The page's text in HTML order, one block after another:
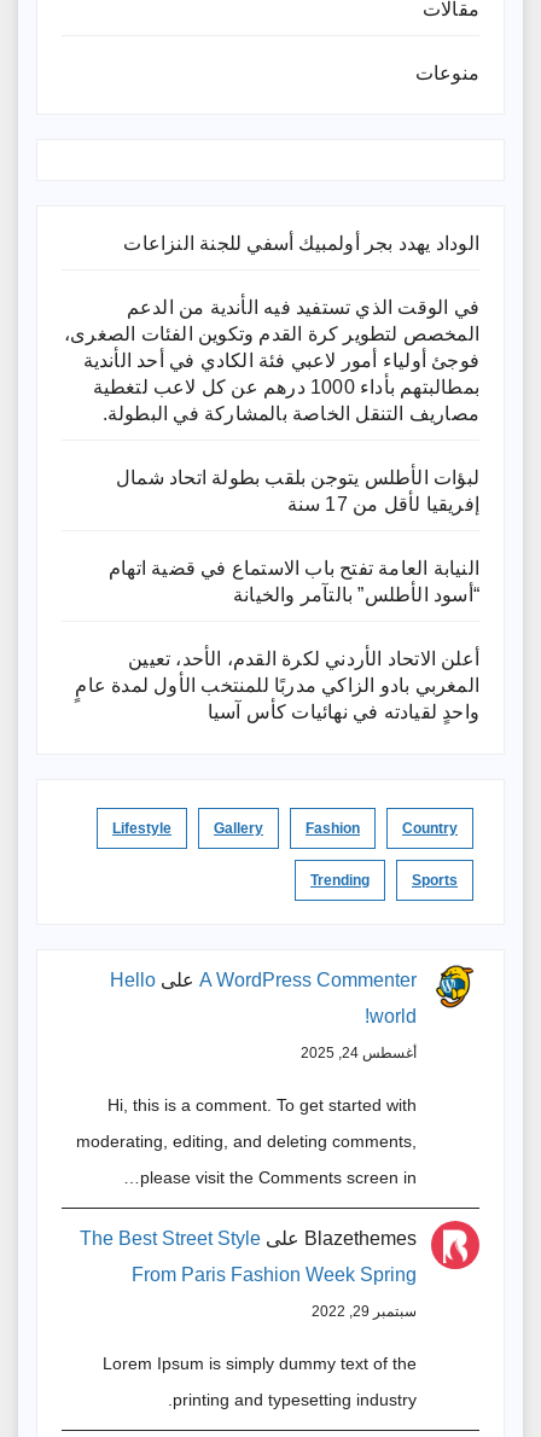
مقالات
منوعات
الوداد يهدد بجر أولمبيك أسفي للجنة النزاعات
في الوقت الذي تستفيد فيه الأندية من الدعم
المخصص لتطوير كرة القدم وتكوين الفئات الصغرى،
فوجئ أولياء أمور لاعبي فئة الكادي في أحد الأندية
بمطالبتهم بأداء 1000 درهم عن كل لاعب لتغطية
مصاريف التنقل الخاصة بالمشاركة في البطولة.
لبؤات الأطلس يتوجن بلقب بطولة اتحاد شمال
إفريقيا لأقل من 17 سنة
النيابة العامة تفتح باب الاستماع في قضية اتهام
“أسود الأطلس” بالتآمر والخيانة
أعلن الاتحاد الأردني لكرة القدم، الأحد، تعيين
المغربي بادو الزاكي مدربًا للمنتخب الأول لمدة عامٍ
واحدٍ لقيادته ​في نهائيات كأس آسيا
Country
Fashion
Gallery
Lifestyle
Sports
Trending
A WordPress Commenter على Hello
world!
أغسطس 24, 2025
Hi, this is a comment. To get started with
moderating, editing, and deleting comments,
please visit the Comments screen in…
Blazethemes على The Best Street Style
From Paris Fashion Week Spring
سبتمبر 29, 2022
Lorem Ipsum is simply dummy text of the
printing and typesetting industry.